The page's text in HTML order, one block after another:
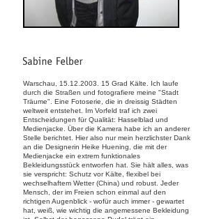
Warschau, 15.12.2003. 15 Grad Kälte. Ich laufe
durch die Straßen und fotografiere meine "Stadt
Träume". Eine Fotoserie, die in dreissig Städten
weltweit entstehet. Im Vorfeld traf ich zwei
Entscheidungen für Qualität: Hasselblad und
Medienjacke. Über die Kamera habe ich an anderer
Stelle berichtet. Hier also nur mein herzlichster Dank
an die Designerin Heike Huening, die mit der
Medienjacke ein extrem funktionales
Bekleidungsstück entworfen hat. Sie hält alles, was
sie verspricht: Schutz vor Kälte, flexibel bei
wechselhaftem Wetter (China) und robust. Jeder
Mensch, der im Freien schon einmal auf den
richtigen Augenblick - wofür auch immer - gewartet
hat, weiß, wie wichtig die angemessene Bekleidung